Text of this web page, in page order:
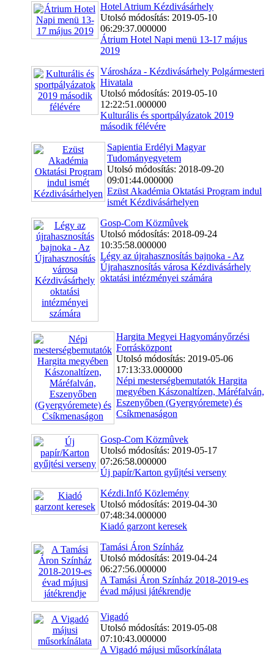
Hotel Atrium Kézdivásárhely
Utolsó módosítás: 2019-05-10
06:29:37.000000
Átrium Hotel Napi menü 13-17 május
2019
Városháza - Kézdivásárhely Polgármesteri
Hivatala
Utolsó módosítás: 2019-05-10
12:22:51.000000
Kulturális és sportpályázatok 2019
második félévére
Sapientia Erdélyi Magyar
Tudományegyetem
Utolsó módosítás: 2018-09-20
09:01:44.000000
Ezüst Akadémia Oktatási Program indul
ismét Kézdivásárhelyen
Gosp-Com Közmûvek
Utolsó módosítás: 2018-09-24
10:35:58.000000
Légy az újrahasznosítás bajnoka - Az
Újrahasznosítás városa Kézdivásárhely
oktatási intézményei számára
Hargita Megyei Hagyományőrzési
Forrásközpont
Utolsó módosítás: 2019-05-06
17:13:33.000000
Népi mesterségbemutatók Hargita
megyében Kászonaltízen, Máréfalván,
Eszenyőben (Gyergyóremete) és
Csíkmenaságon
Gosp-Com Közmûvek
Utolsó módosítás: 2019-05-17
07:26:58.000000
Új papír/Karton gyűjtési verseny
Kézdi.Infó Közlemény
Utolsó módosítás: 2019-04-30
07:48:34.000000
Kiadó garzont keresek
Tamási Áron Színház
Utolsó módosítás: 2019-04-24
06:27:56.000000
A Tamási Áron Színház 2018-2019-es
évad májusi játékrendje
Vigadó
Utolsó módosítás: 2019-05-08
07:10:43.000000
A Vigadó májusi műsorkínálata